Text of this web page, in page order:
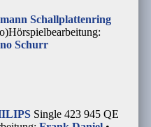
Schallplattenring
Hörspielbearbeitung:
Schurr
Single 423 945 QE